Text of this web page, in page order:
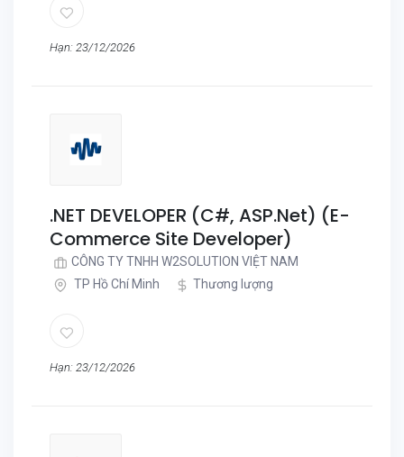
Hạn: 23/12/2026
.NET DEVELOPER (C#, ASP.Net) (E-
Commerce Site Developer)
CÔNG TY TNHH W2SOLUTION VIỆT NAM
TP Hồ Chí Minh
Thương lượng
Hạn: 23/12/2026